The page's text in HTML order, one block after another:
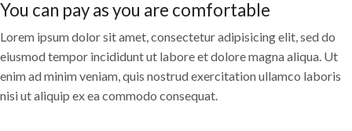
You can pay as you are comfortable
Lorem ipsum dolor sit amet, consectetur adipisicing elit, sed do
eiusmod tempor incididunt ut labore et dolore magna aliqua. Ut
enim ad minim veniam, quis nostrud exercitation ullamco laboris
nisi ut aliquip ex ea commodo consequat.